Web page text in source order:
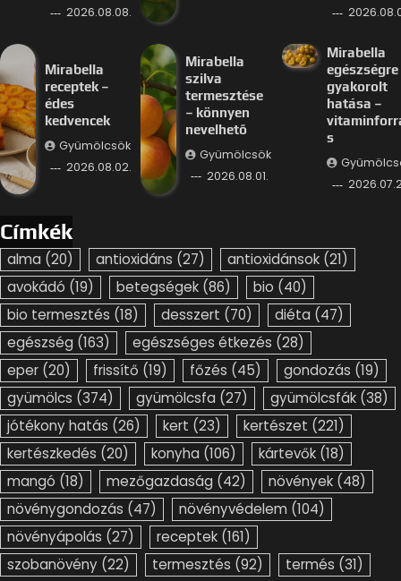
2026.08.08.
Mirabella
receptek –
édes
kedvencek
Gyümölcsök
2026.08.02.
Mirabella
szilva
termesztése
– könnyen
nevelhető
Gyümölcsök
2026.08.01.
Mirabella
egészségre
gyakorolt
hatása –
s
Címkék
alma (20) antioxidáns (27) antioxidánsok (21)
avokádó (19) betegségek (86) bio (40)
bio termesztés (18) desszert (70) diéta (47)
egészség (163) egészséges étkezés (28)
eper (20) frissítő (19) főzés (45) gondozás (19)
gyümölcs (374) gyümölcsfa (27) gyümölcsfák (38)
jótékony hatás (26) kert (23) kertészet (221)
kertészkedés (20) konyha (106) kártevők (18)
mangó (18) mezőgazdaság (42) növények (48)
növénygondozás (47) növényvédelem (104)
növényápolás (27) receptek (161)
szobanövény (22) termesztés (92) termés (31)